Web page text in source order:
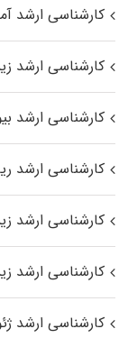
کارشناسی ارشد
کارشناسی ارشد
کارشناسی ارشد
کارشناسی ارشد
کارشناسی ارشد
کارشناسی ارشد
کارشناسی ارشد